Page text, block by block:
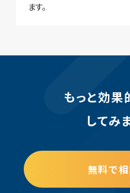
ます。
もっと効
してみ
無料で